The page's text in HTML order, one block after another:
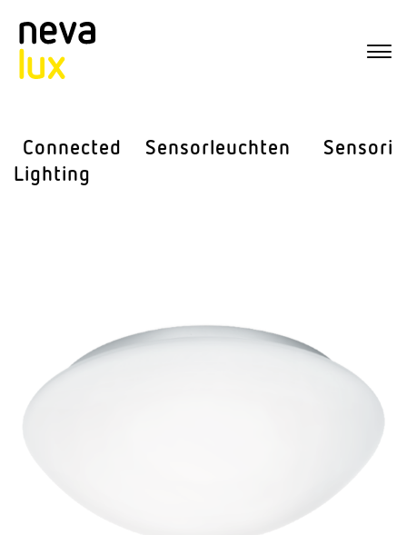
Connected
Lighting
Sensor­leuchten Sensorik